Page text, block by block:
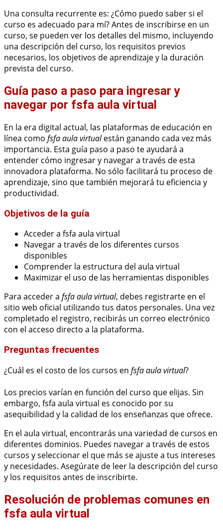
Una consulta recurrente es: ¿Cómo puedo saber si el
curso es adecuado para mí? Antes de inscribirse en un
curso, se pueden ver los detalles del mismo, incluyendo
una descripción del curso, los requisitos previos
necesarios, los objetivos de aprendizaje y la duración
prevista del curso.
Guía paso a paso para ingresar y
navegar por fsfa aula virtual
En la era digital actual, las plataformas de educación en
línea como fsfa aula virtualestán ganando cada vez más
importancia. Esta guía paso a paso te ayudará a
entender cómo ingresar y navegar a través de esta
innovadora plataforma. No sólo facilitará tu proceso de
aprendizaje, sino que también mejorará tu eficiencia y
productividad.
Objetivos de la guía
Acceder a fsfa aula virtual
Navegar a través de los diferentes cursos
disponibles
Comprender la estructura del aula virtual
Maximizar el uso de las herramientas disponibles
Para acceder a fsfa aula virtual, debes registrarte en el
sitio web oficial utilizando tus datos personales. Una vez
completado el registro, recibirás un correo electrónico
con el acceso directo a la plataforma.
Preguntas frecuentes
¿Cuál es el costo de los cursos en fsfa aula virtual?
Los precios varían en función del curso que elijas. Sin
embargo, fsfa aula virtual es conocido por su
asequibilidad y la calidad de los enseñanzas que ofrece.
En el aula virtual, encontrarás una variedad de cursos en
diferentes dominios. Puedes navegar a través de estos
cursos y seleccionar el que más se ajuste a tus intereses
y necesidades. Asegúrate de leer la descripción del curso
y los requisitos antes de inscribirte.
Resolución de problemas comunes en
fsfa aula virtual